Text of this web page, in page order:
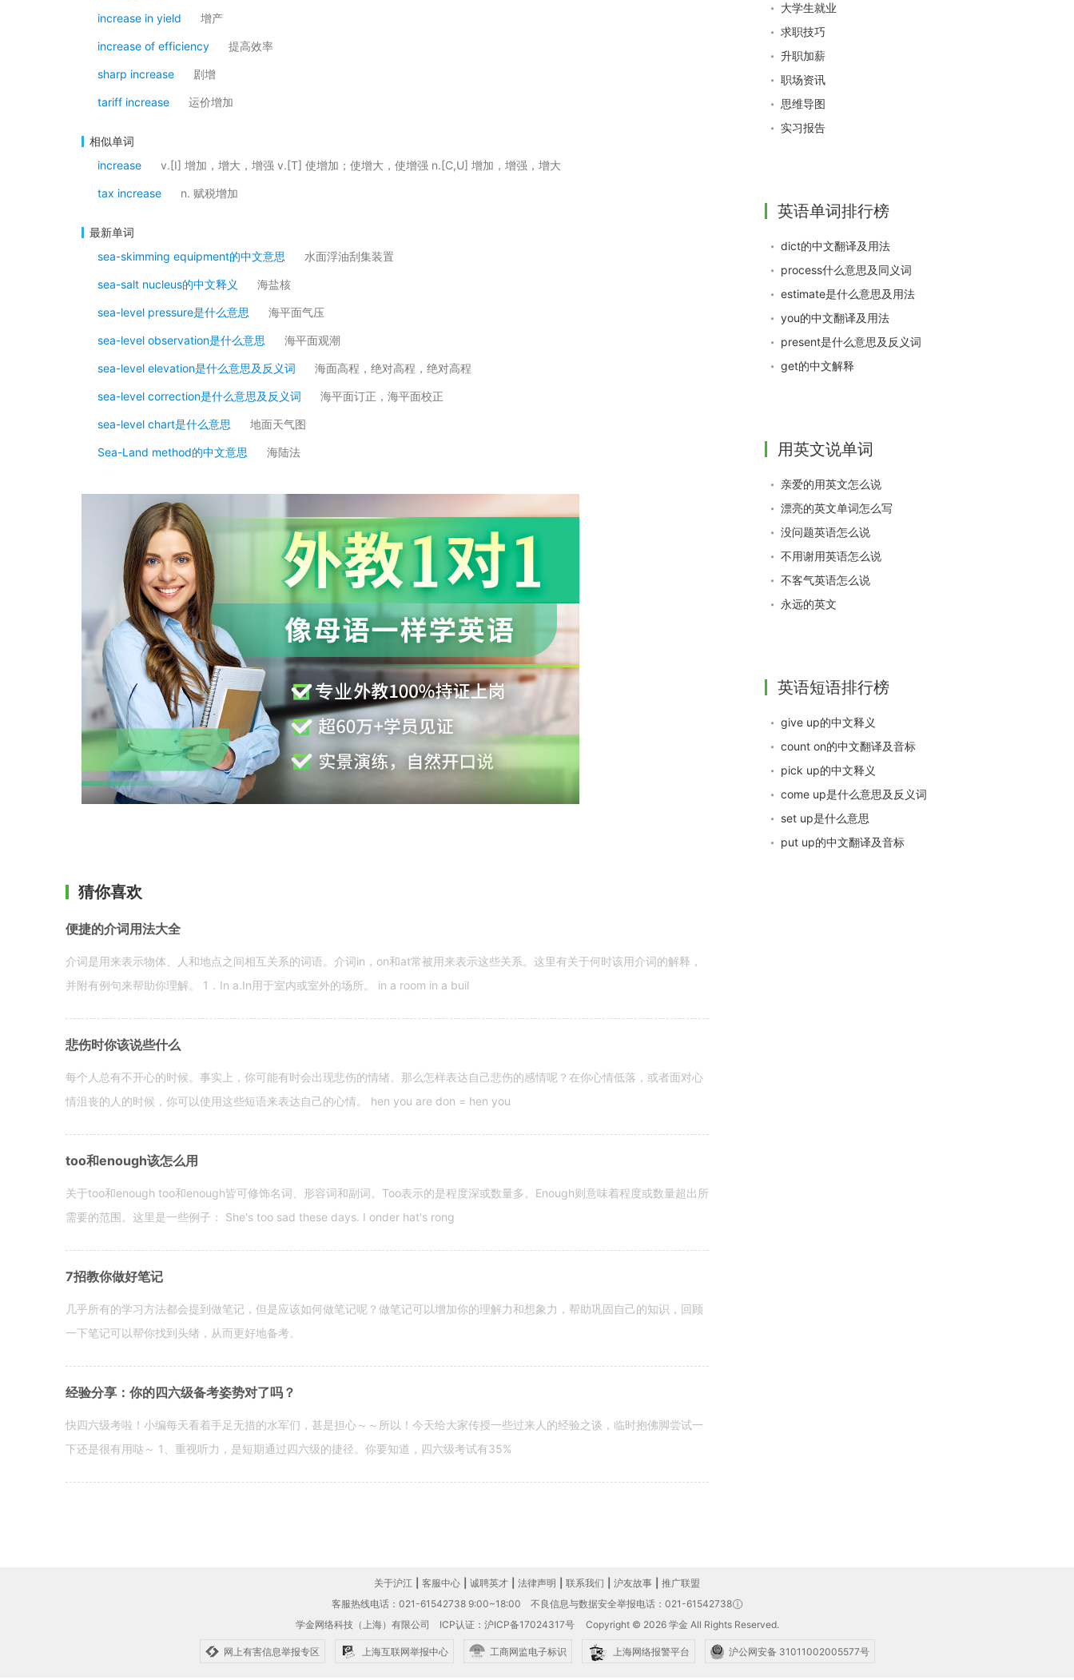
increase in yield 增产
increase of efficiency 提高效率
sharp increase 剧增
tariff increase 运价增加
相似单词
increase
v.[I] 增加，增大，增强 v.[T] 使增加；使增大，使增强 n.[C,U] 增加，增强，增大
tax increase n. 赋税增加
最新单词
sea-skimming equipment的中文意思
水面浮油刮集装置
sea-salt nucleus的中文释义 海盐核
sea-level pressure是什么意思 海平面气压
sea-level observation是什么意思 海平面观潮
sea-level elevation是什么意思及反义词 海面高程，绝对高程，绝对高程
sea-level correction是什么意思及反义词 海平面订正，海平面校正
sea-level chart是什么意思 地面天气图
Sea-Land method的中文意思 海陆法
猜你喜欢
便捷的介词用法大全
介词是用来表示物体、人和地点之间相互关系的词语。介词in，on和at常被用来表示这些关系。这里有关于何时该用介词的解释，
并附有例句来帮助你理解。 1．In a.In用于室内或室外的场所。 in a room in a buil
悲伤时你该说些什么
每个人总有不开心的时候。事实上，你可能有时会出现悲伤的情绪。那么怎样表达自己悲伤的感情呢？在你心情低落，或者面对心
情沮丧的人的时候，你可以使用这些短语来表达自己的心情。 hen you are don = hen you
too和enough该怎么用
关于too和enough too和enough皆可修饰名词、形容词和副词。Too表示的是程度深或数量多。Enough则意味着程度或数量超出所
需要的范围。这里是一些例子： She's too sad these days. I onder hat's rong
7招教你做好笔记
几乎所有的学习方法都会提到做笔记，但是应该如何做笔记呢？做笔记可以增加你的理解力和想象力，帮助巩固自己的知识，回顾
一下笔记可以帮你找到头绪，从而更好地备考。
经验分享：你的四六级备考姿势对了吗？
快四六级考啦！小编每天看着手足无措的水军们，甚是担心～～所以！今天给大家传授一些过来人的经验之谈，临时抱佛脚尝试一
下还是很有用哒～ 1、重视听力，是短期通过四六级的捷径。你要知道，四六级考试有35%
大学生就业
求职技巧
升职加薪
职场资讯
思维导图
实习报告
英语单词排行榜
dict的中文翻译及用法
process什么意思及同义词
estimate是什么意思及用法
you的中文翻译及用法
present是什么意思及反义词
get的中文解释
用英文说单词
亲爱的用英文怎么说
漂亮的英文单词怎么写
没问题英语怎么说
不用谢用英语怎么说
不客气英语怎么说
永远的英文
英语短语排行榜
give up的中文释义
count on的中文翻译及音标
pick up的中文释义
come up是什么意思及反义词
set up是什么意思
put up的中文翻译及音标
关于沪江 客服中心 诚聘英才 法律声明 联系我们 沪友故事
推广联盟
客服热线电话：021-61542738 9:00~18:00
不良信息与数据安全举报电话：021-61542738
学金网络科技（上海）有限公司 ICP认证：沪ICP备17024317号 Copyright © 2026 学金 All Rights Reserved.
网上有害信息举报专区 上海互联网举报中心 工商网监电子标识 上海网络报警平台 沪公网安备 31011002005577号